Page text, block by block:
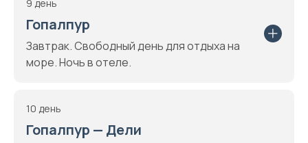
9 день
Гопалпур
Завтрак. Свободный день для отдыха на
море. Ночь в отеле.
10 день
Гопалпур — Дели